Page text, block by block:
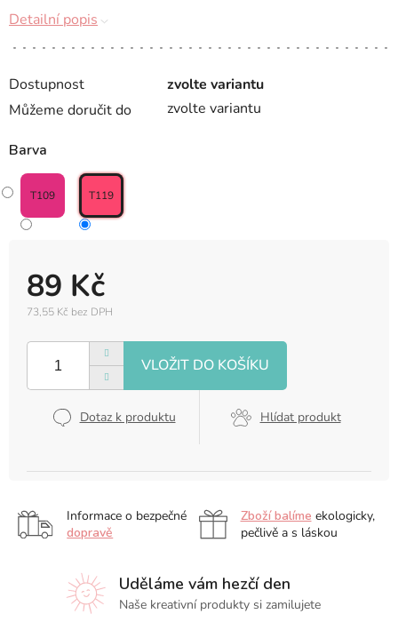
Dostupnost
zvolte variantu
Můžeme doručit do
zvolte variantu
89 Kč
73,55 Kč bez DPH
cena:
Dotaz k produktu Hlídat produkt
Barva
T109 T119
Detailní popis
Informace o bezpečné
dopravě
Zboží balíme ekologicky,
pečlivě a s láskou
Uděláme vám hezčí den
Naše kreativní produkty si zamilujete